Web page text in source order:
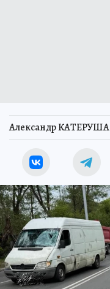
Александр КАТЕРУША